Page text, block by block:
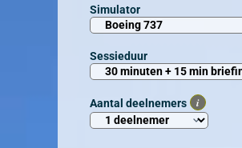
Simulator
Sessieduur
Aantal deelnemers i